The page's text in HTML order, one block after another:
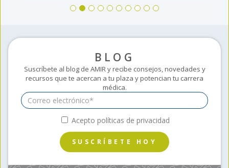
BLOG
Suscríbete al blog de AMIR y recibe consejos, novedades y
recursos que te acercan a tu plaza y potencian tu carrera
médica.
Acepto políticas de privacidad
SUSCRÍBETE HOY